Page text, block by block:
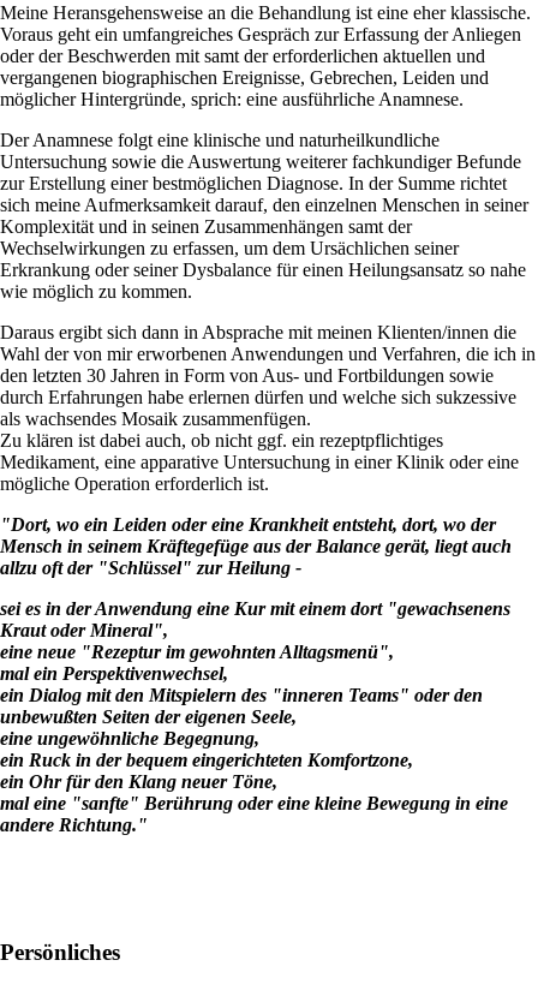
Meine Heransgehensweise an die Behandlung ist eine eher klassische.
Voraus geht ein umfangreiches Gespräch zur Erfassung der Anliegen
oder der Beschwerden mit samt der erforderlichen aktuellen und
vergangenen biographischen Ereignisse, Gebrechen, Leiden und
möglicher Hintergründe, sprich: eine ausführliche Anamnese.
Der Anamnese folgt eine klinische und naturheilkundliche
Untersuchung sowie die Auswertung weiterer fachkundiger Befunde
zur Erstellung einer bestmöglichen Diagnose. In der Summe richtet
sich meine Aufmerksamkeit darauf, den einzelnen Menschen in seiner
Komplexität und in seinen Zusammenhängen samt der
Wechselwirkungen zu erfassen, um dem Ursächlichen seiner
Erkrankung oder seiner Dysbalance für einen Heilungsansatz so nahe
wie möglich zu kommen.
Daraus ergibt sich dann in Absprache mit meinen Klienten/innen die
Wahl der von mir erworbenen Anwendungen und Verfahren, die ich in
den letzten 30 Jahren in Form von Aus- und Fortbildungen sowie
durch Erfahrungen habe erlernen dürfen und welche sich sukzessive
als wachsendes Mosaik zusammenfügen.
Zu klären ist dabei auch, ob nicht ggf. ein rezeptpflichtiges
Medikament, eine apparative Untersuchung in einer Klinik oder eine
mögliche Operation erforderlich ist.
"Dort, wo ein Leiden oder eine Krankheit entsteht, dort, wo der
Mensch in seinem Kräftegefüge aus der Balance gerät, liegt auch
allzu oft der "Schlüssel" zur Heilung -
sei es in der Anwendung eine Kur mit einem dort "gewachsenens
Kraut oder Mineral",
eine neue "Rezeptur im gewohnten Alltagsmenü",
mal ein Perspektivenwechsel,
ein Dialog mit den Mitspielern des "inneren Teams" oder den
unbewußten Seiten der eigenen Seele,
eine ungewöhnliche Begegnung,
ein Ruck in der bequem eingerichteten Komfortzone,
ein Ohr für den Klang neuer Töne,
mal eine "sanfte" Berührung oder eine kleine Bewegung in eine
andere Richtung."
Persönliches